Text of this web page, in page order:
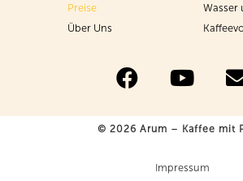
Preise
Über Uns
Wasser
© 2026 Arum – Kaffee mit
Impressum